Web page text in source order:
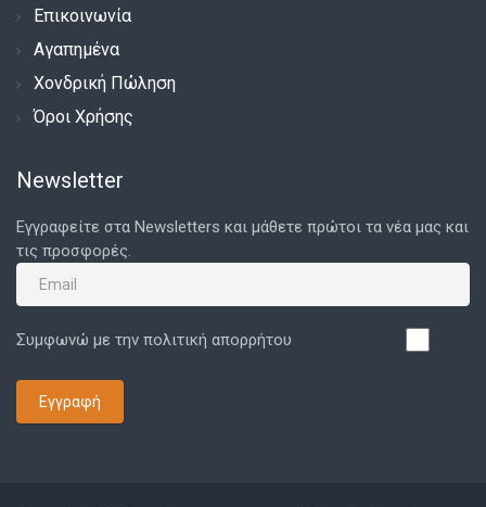
Επικοινωνία
Αγαπημένα
Χονδρική Πώληση
Όροι Χρήσης
Newsletter
Εγγραφείτε στα Newsletters και μάθετε πρώτοι τα νέα μας και
τις προσφορές.
Συμφωνώ με την πολιτική απορρήτου
Εγγραφή